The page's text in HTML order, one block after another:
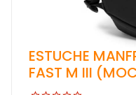
ESTUCHE
FAST M III